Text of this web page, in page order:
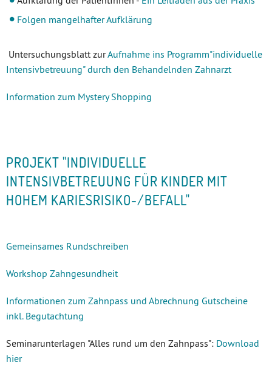
Folgen mangelhafter Aufklärung
Untersuchungsblatt zurAufnahme ins Programm"individuelle
Intensivbetreuung" durch den Behandelnden Zahnarzt
Information zum Mystery Shopping
PROJEKT "INDIVIDUELLE
INTENSIVBETREUUNG FÜR KINDER MIT
HOHEM KARIESRISIKO-/BEFALL"
Gemeinsames Rundschreiben
Workshop Zahngesundheit
Informationen zum Zahnpass und Abrechnung Gutscheine
inkl. Begutachtung
Seminarunterlagen "Alles rund um den Zahnpass": Download
hier